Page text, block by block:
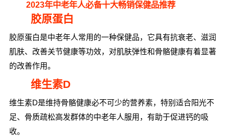
2023年中老年人必备十大畅销保健品推荐
胶原蛋白
胶原蛋白是中老年人常用的一种保健品，它具有抗衰老、滋润
肌肤、改善关节健康等功效，对肌肤弹性和骨骼健康有着显著
的改善作用。
维生素D
维生素D是维持骨骼健康必不可少的营养素，特别适合阳光不
足、骨质疏松高发群体的中老年人服用，有助于促进钙的吸
收。